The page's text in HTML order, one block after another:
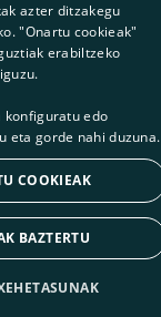
GL
BASQUE
azter ditzakegu
"Onartu cookieak"
erabiltzeko
konfiguratu edo
eta gorde nahi duzuna.
COOKIEAK
BAZTERTU